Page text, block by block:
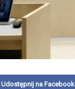
Udostępnij na Facebook